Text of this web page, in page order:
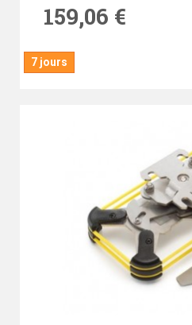
159,06 €
7 jours